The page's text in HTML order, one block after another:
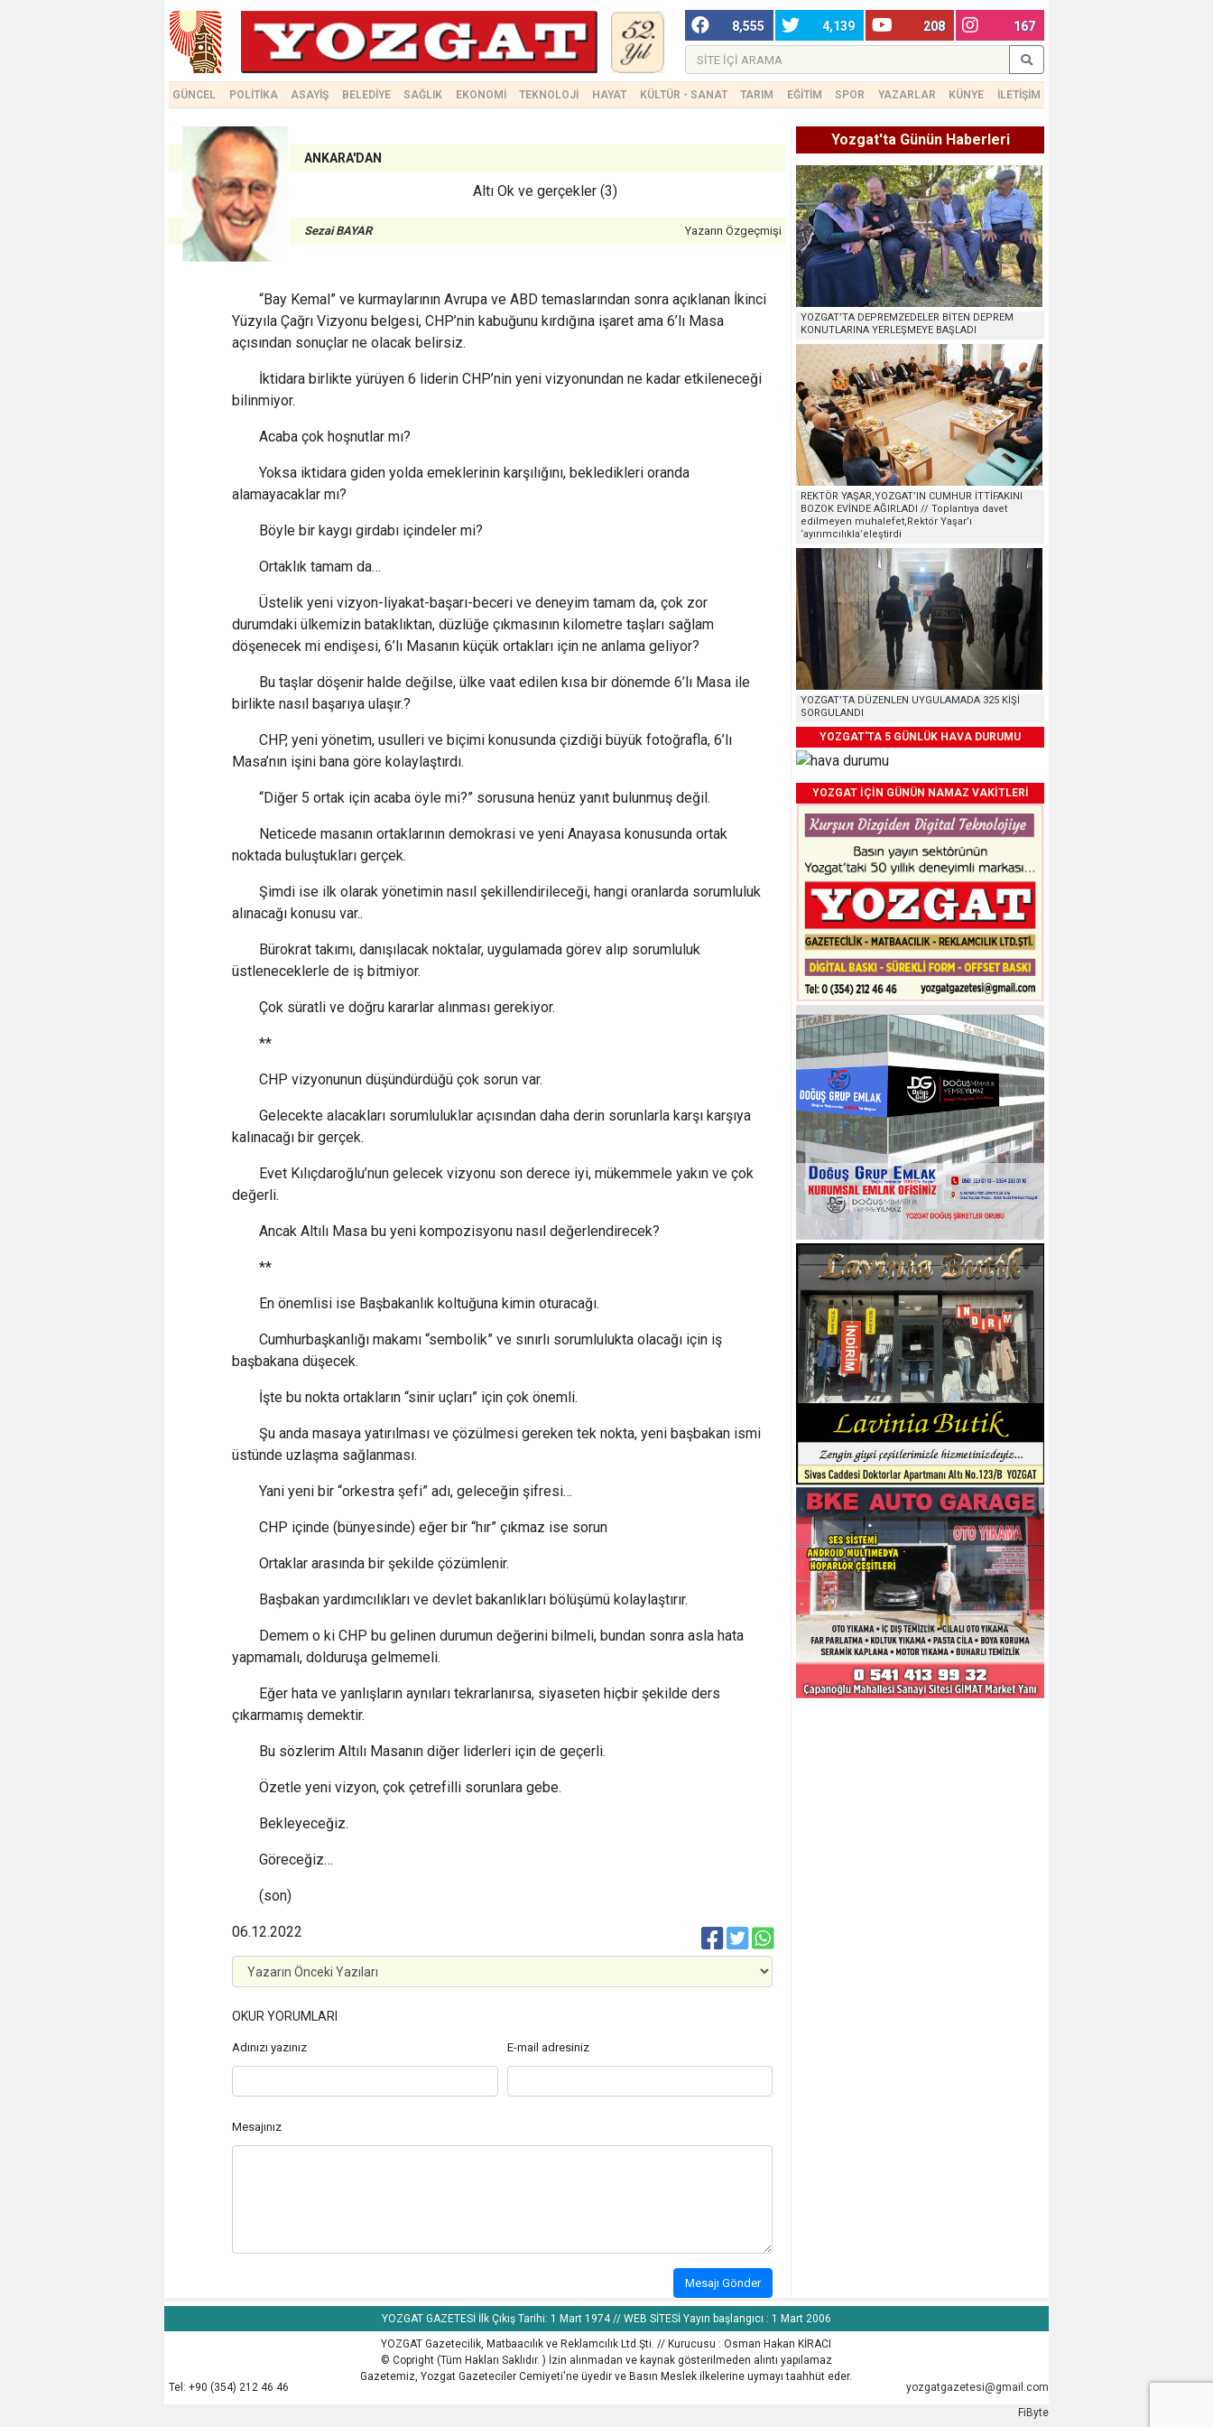
8,555 4,139 208 167
GÜNCEL POLİTİKA ASAYİŞ BELEDİYE SAĞLIK EKONOMİ TEKNOLOJİ HAYAT KÜLTÜR - SANAT TARIM EĞİTİM SPOR YAZARLAR KÜNYE İLETİŞİM
ANKARA'DAN
Altı Ok ve gerçekler (3)
Sezai BAYAR Yazarın Özgeçmişi
“Bay Kemal” ve kurmaylarının Avrupa ve ABD temaslarından sonra açıklanan İkinci
Yüzyıla Çağrı Vizyonu belgesi, CHP’nin kabuğunu kırdığına işaret ama 6’lı Masa
açısından sonuçlar ne olacak belirsiz.
İktidara birlikte yürüyen 6 liderin CHP’nin yeni vizyonundan ne kadar etkileneceği
bilinmiyor.
Acaba çok hoşnutlar mı?
Yoksa iktidara giden yolda emeklerinin karşılığını, bekledikleri oranda
alamayacaklar mı?
Böyle bir kaygı girdabı içindeler mi?
Ortaklık tamam da…
Üstelik yeni vizyon-liyakat-başarı-beceri ve deneyim tamam da, çok zor
durumdaki ülkemizin bataklıktan, düzlüğe çıkmasının kilometre taşları sağlam
döşenecek mi endişesi, 6’lı Masanın küçük ortakları için ne anlama geliyor?
Bu taşlar döşenir halde değilse, ülke vaat edilen kısa bir dönemde 6’lı Masa ile
birlikte nasıl başarıya ulaşır.?
CHP, yeni yönetim, usulleri ve biçimi konusunda çizdiği büyük fotoğrafla, 6’lı
Masa’nın işini bana göre kolaylaştırdı.
“Diğer 5 ortak için acaba öyle mi?” sorusuna henüz yanıt bulunmuş değil.
Neticede masanın ortaklarının demokrasi ve yeni Anayasa konusunda ortak
noktada buluştukları gerçek.
Şimdi ise ilk olarak yönetimin nasıl şekillendirileceği, hangi oranlarda sorumluluk
alınacağı konusu var..
Bürokrat takımı, danışılacak noktalar, uygulamada görev alıp sorumluluk
üstleneceklerle de iş bitmiyor.
Çok süratli ve doğru kararlar alınması gerekiyor.
**
CHP vizyonunun düşündürdüğü çok sorun var.
Gelecekte alacakları sorumluluklar açısından daha derin sorunlarla karşı karşıya
kalınacağı bir gerçek.
Evet Kılıçdaroğlu’nun gelecek vizyonu son derece iyi, mükemmele yakın ve çok
değerli.
Ancak Altılı Masa bu yeni kompozisyonu nasıl değerlendirecek?
**
En önemlisi ise Başbakanlık koltuğuna kimin oturacağı.
Cumhurbaşkanlığı makamı “sembolik” ve sınırlı sorumlulukta olacağı için iş
başbakana düşecek.
İşte bu nokta ortakların “sinir uçları” için çok önemli.
Şu anda masaya yatırılması ve çözülmesi gereken tek nokta, yeni başbakan ismi
üstünde uzlaşma sağlanması.
Yani yeni bir “orkestra şefi” adı, geleceğin şifresi…
CHP içinde (bünyesinde) eğer bir “hır” çıkmaz ise sorun
Ortaklar arasında bir şekilde çözümlenir.
Başbakan yardımcılıkları ve devlet bakanlıkları bölüşümü kolaylaştırır.
Demem o ki CHP bu gelinen durumun değerini bilmeli, bundan sonra asla hata
yapmamalı, dolduruşa gelmemeli.
Eğer hata ve yanlışların aynıları tekrarlanırsa, siyaseten hiçbir şekilde ders
çıkarmamış demektir.
Bu sözlerim Altılı Masanın diğer liderleri için de geçerli.
Özetle yeni vizyon, çok çetrefilli sorunlara gebe.
Bekleyeceğiz.
Göreceğiz…
(son)
06.12.2022
OKUR YORUMLARI
Adınızı yazınız E-mail adresiniz
Mesajınız
Mesajı Gönder
Yozgat'ta Günün Haberleri
YOZGAT’TA DEPREMZEDELER BİTEN DEPREM
KONUTLARINA YERLEŞMEYE BAŞLADI
REKTÖR YAŞAR,YOZGAT’IN CUMHUR İTTİFAKINI
BOZOK EVİNDE AĞIRLADI // Toplantıya davet
edilmeyen muhalefet,Rektör Yaşar’ı
‘ayırımcılıkla’eleştirdi
YOZGAT’TA DÜZENLEN UYGULAMADA 325 KİŞİ
SORGULANDI
YOZGAT'TA 5 GÜNLÜK HAVA DURUMU
YOZGAT İÇİN GÜNÜN NAMAZ VAKİTLERİ
YOZGAT GAZETESİ İlk Çıkış Tarihi: 1 Mart 1974 // WEB SİTESİ Yayın başlangıcı : 1 Mart 2006
Tel: +90 (354) 212 46 46
YOZGAT Gazetecilik, Matbaacılık ve Reklamcılık Ltd.Şti. // Kurucusu : Osman Hakan KİRACI
© Copright (Tüm Hakları Saklıdır. ) İzin alınmadan ve kaynak gösterilmeden alıntı yapılamaz
Gazetemiz, Yozgat Gazeteciler Cemiyeti'ne üyedir ve Basın Meslek ilkelerine uymayı taahhüt eder.
yozgatgazetesi@gmail.com
FiByte